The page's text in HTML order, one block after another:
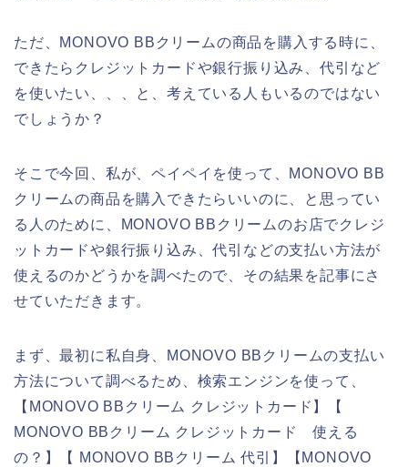
ただ、MONOVO BBクリームの商品を購入する時に、
できたらクレジットカードや銀行振り込み、代引など
を使いたい、、、と、考えている人もいるのではない
でしょうか？
そこで今回、私が、ペイペイを使って、MONOVO BB
クリームの商品を購入できたらいいのに、と思ってい
る人のために、MONOVO BBクリームのお店でクレジ
ットカードや銀行振り込み、代引などの支払い方法が
使えるのかどうかを調べたので、その結果を記事にさ
せていただきます。
まず、最初に私自身、MONOVO BBクリームの支払い
方法について調べるため、検索エンジンを使って、
【MONOVO BBクリーム クレジットカード】【
MONOVO BBクリーム クレジットカード 使える
の？】【 MONOVO BBクリーム 代引】【MONOVO